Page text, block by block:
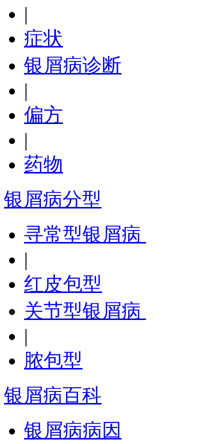
|
症状
银屑病诊断
|
偏方
|
药物
银屑病分型
寻常型银屑病
|
红皮包型
关节型银屑病
|
脓包型
银屑病百科
银屑病病因